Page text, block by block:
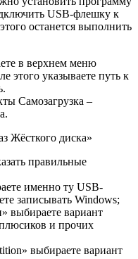
USB-флешку к
останется выполнить
в верхнем меню
этого указываете путь к
Самозагрузка –
Жёсткого диска»
правильные
именно ту USB-
записывать Windows;
выбираете вариант
и прочих
выбираете вариант